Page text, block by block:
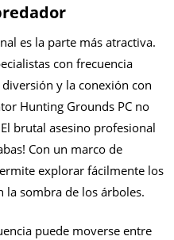
es la parte más atractiva.
con frecuencia
y la conexión con
Hunting Grounds PC no
brutal asesino profesional
Con un marco de
explorar fácilmente los
sombra de los árboles.
puede moverse entre